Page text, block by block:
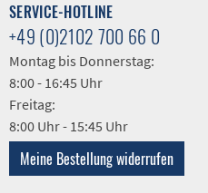
SERVICE-HOTLINE
+49 (0)2102 700 66 0
Montag bis Donnerstag:
8:00 - 16:45 Uhr
Freitag:
8:00 Uhr - 15:45 Uhr
Meine Bestellung widerrufen